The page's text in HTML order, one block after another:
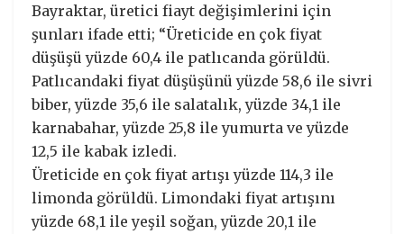
Bayraktar, üretici fiayt değişimlerini için
şunları ifade etti; “Üreticide en çok fiyat
düşüşü yüzde 60,4 ile patlıcanda görüldü.
Patlıcandaki fiyat düşüşünü yüzde 58,6 ile sivri
biber, yüzde 35,6 ile salatalık, yüzde 34,1 ile
karnabahar, yüzde 25,8 ile yumurta ve yüzde
12,5 ile kabak izledi.
Üreticide en çok fiyat artışı yüzde 114,3 ile
limonda görüldü. Limondaki fiyat artışını
yüzde 68,1 ile yeşil soğan, yüzde 20,1 ile